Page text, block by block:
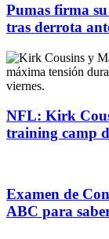
Pumas firma
tras derrota
NFL: Kirk
training camp
Examen de
ABC para